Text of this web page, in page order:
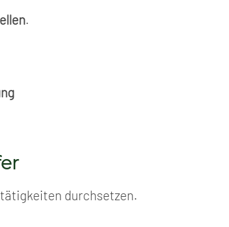
.
durchsetzen.